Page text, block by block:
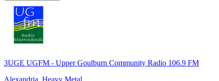
3UGE UGFM - Upper Goulburn Community Radio 106.9 FM